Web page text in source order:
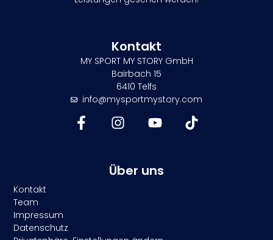
Kontakt
MY SPORT MY STORY GmbH
Bairbach 15
6410 Telfs
info@mysportmystory.com
Über uns
Kontakt
Team
Impressum
Datenschutz